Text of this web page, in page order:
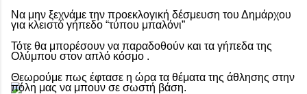
Να μην ξεχνάμε την προεκλογική δέσμευση του Δημάρχου
για κλειστό γήπεδο “τύπου μπαλόνι”
Τότε θα μπορέσουν να παραδοθούν και τα γήπεδα της
Ολύμπου στον απλό κόσμο .
Θεωρούμε πως έφτασε η ώρα τα θέματα της άθλησης στην
πόλη μας να μπουν σε σωστή βάση.